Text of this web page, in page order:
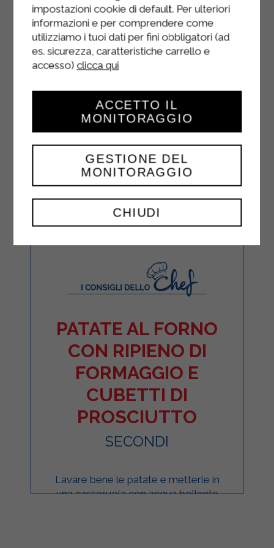
PATATE AL FORNO
CON RIPIENO DI
FORMAGGIO E
CUBETTI DI
PROSCIUTTO
SECONDI
Lavare bene le patate e metterle in
una casseruola con acqua bollente
impostazioni cookie di default. Per ulteriori
informazioni e per comprendere come
utilizziamo i tuoi dati per fini obbligatori (ad
es. sicurezza, caratteristiche carrello e
accesso) clicca qui
CHIUDI
GESTIONE DEL
MONITORAGGIO
ACCETTO IL
MONITORAGGIO